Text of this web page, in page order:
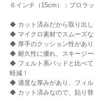
６インチ（15cm）：プロラ
◆ カット済みだから取り出し
◆ マイクロ素材でスムーズな
◆ 厚手のクッション性があり
◆ 耐久性に優れ、スキージー
◆ フェルト系パッドと比べ
軽減！
◆ 適度な厚みがあり、フィル
◆ カット済みなので、貼り替